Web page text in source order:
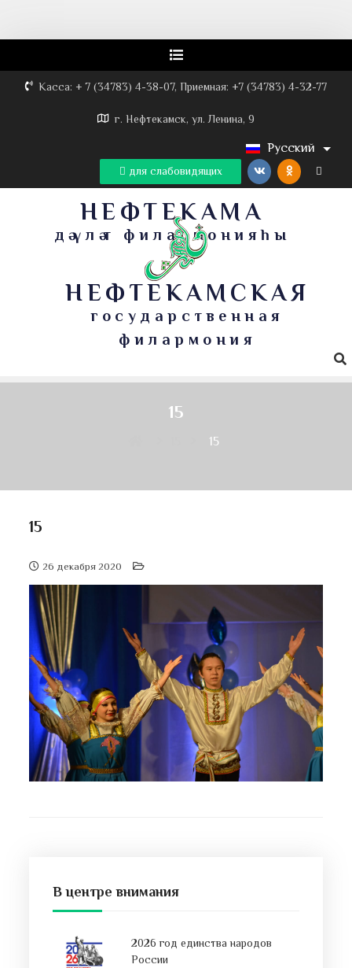
Касса: + 7 (34783) 4-38-07, Приемная: +7 (34783) 4-32-77
г. Нефтекамск, ул. Ленина, 9
Русский
для слабовидящих
НЕФТЕКАМА
дәүләт филармонияһы
НЕФТЕКАМСКАЯ
государственная
филармония
15
15
15
26 декабря 2020
В центре внимания
2026 год единства народов
России